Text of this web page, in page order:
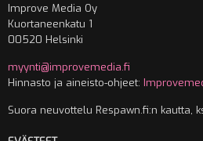
Improve Media Oy
Kuortaneenkatu 1
00520 Helsinki
myynti@improvemedia.fi
Hinnasto ja aineisto-ohjeet:
Suora neuvottelu Respawn.fi:n kautta,